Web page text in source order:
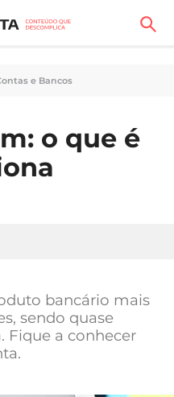
e Bancos
o que é
bancário mais
sendo quase
Fique a conhecer